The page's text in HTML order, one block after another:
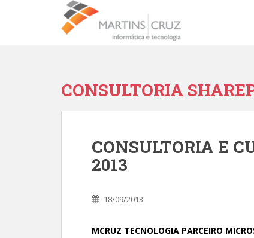
CONSULTORIA
CONSULTORIA E
2013
18/09/2013
MCRUZ TECNOLOGIA PARCEIRO